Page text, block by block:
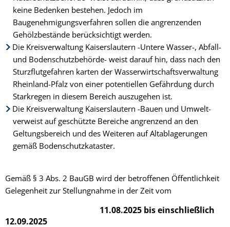
keine Bedenken bestehen. Jedoch im
Baugenehmigungsverfahren sollen die angrenzenden
Gehölzbestände berücksichtigt werden.
Die Kreisverwaltung Kaiserslautern -Untere Wasser-, Abfall-
und Bodenschutzbehörde- weist darauf hin, dass nach den
Sturzflutgefahren karten der Wasserwirtschaftsverwaltung
Rheinland-Pfalz von einer potentiellen Gefährdung durch
Starkregen in diesem Bereich auszugehen ist.
Die Kreisverwaltung Kaiserslautern -Bauen und Umwelt-
verweist auf geschützte Bereiche angrenzend an den
Geltungsbereich und des Weiteren auf Altablagerungen
gemäß Bodenschutzkataster.
Gemäß § 3 Abs. 2 BauGB wird der betroffenen Öffentlichkeit
Gelegenheit zur Stellungnahme in der Zeit vom
11.08.2025 bis einschließlich
12.09.2025